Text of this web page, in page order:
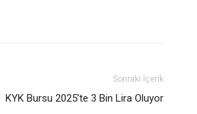
Sonraki İçerik
KYK Bursu 2025’te 3 Bin Lira Oluyor